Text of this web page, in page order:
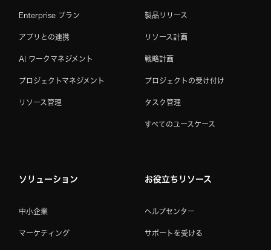
Enterprise プラン
アプリとの連携
AI ワークマネジメント
プロジェクトマネジメント
リソース管理
製品リリース
リソース計画
戦略計画
プロジェクトの受け付け
タスク管理
すべてのユースケース
ソリューション
中小企業
マーケティング
お役立ちリソース
ヘルプセンター
サポートを受ける